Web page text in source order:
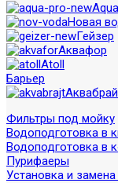
Новая
Гейзер
Аквафор
Atoll
Барьер
Фильтры под мойку
Водоподготовка в
Водоподготовка в
Пурифаеры
Установка и замена